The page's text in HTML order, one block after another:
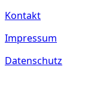
Kontakt
Impressum
Datenschutz